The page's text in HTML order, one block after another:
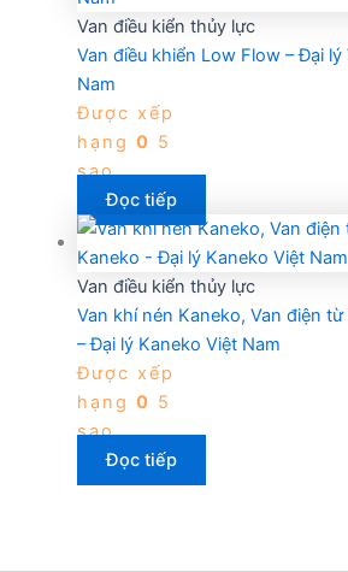
Van điều kiển thủy lực
Van điều khiển Low Flow – Đại
Nam
Được xếp
hạng 0 5
sao
Đọc tiếp
Van điều kiển thủy lực
Van khí nén Kaneko, Van điện
– Đại lý Kaneko Việt Nam
Được xếp
hạng 0 5
sao
Đọc tiếp